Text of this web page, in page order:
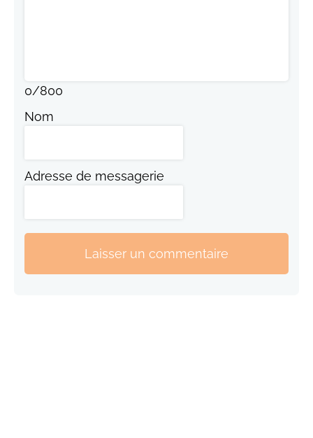
0/800
Nom
Adresse de messagerie
Laisser un commentaire